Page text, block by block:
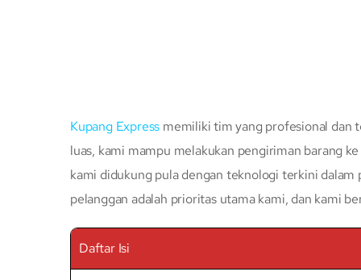
Kupang Express memiliki tim yang profesional dan
luas, kami mampu melakukan pengiriman barang
kami didukung pula dengan teknologi terkini dalam
pelanggan adalah prioritas utama kami, dan kami
Daftar Isi